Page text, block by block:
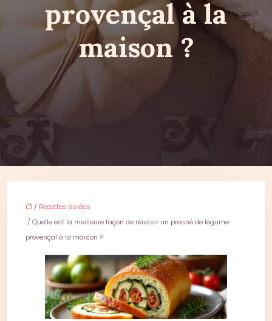
provençal à la
maison ?
/ Recettes salées
/ Quelle est la meilleure façon de réussir un pressé de légume
provençal à la maison ?